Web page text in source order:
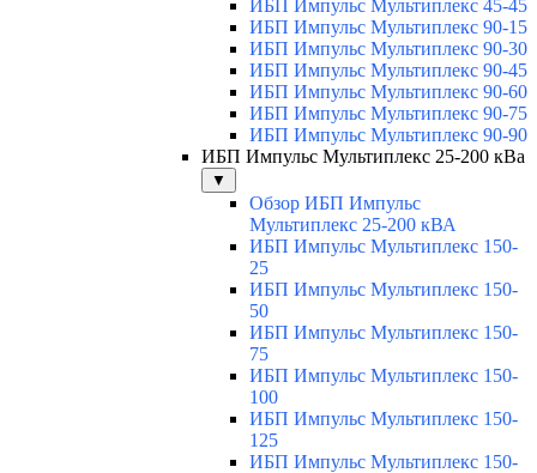
ИБП Импульс Мультиплекс 45-45
ИБП Импульс Мультиплекс 90-15
ИБП Импульс Мультиплекс 90-30
ИБП Импульс Мультиплекс 90-45
ИБП Импульс Мультиплекс 90-60
ИБП Импульс Мультиплекс 90-75
ИБП Импульс Мультиплекс 90-90
ИБП Импульс Мультиплекс 25-200 кВа
▼
Обзор ИБП Импульс
Мультиплекс 25-200 кВА
ИБП Импульс Мультиплекс 150-
25
ИБП Импульс Мультиплекс 150-
50
ИБП Импульс Мультиплекс 150-
75
ИБП Импульс Мультиплекс 150-
100
ИБП Импульс Мультиплекс 150-
125
ИБП Импульс Мультиплекс 150-